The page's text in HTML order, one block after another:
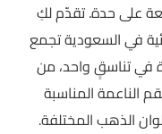
على حدة. تقدّم لكِ
في السعودية تجمع
في تناسقٍ واحد، من
الناعمة المناسبة